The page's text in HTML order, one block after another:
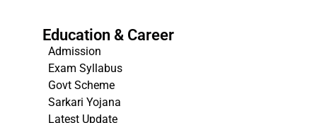
Education & Career
Admission
Exam Syllabus
Govt Scheme
Sarkari Yojana
Latest Update